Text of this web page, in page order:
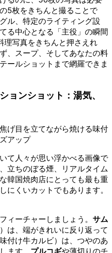
5枚をきちんと撮ることで
ル、特定のライティング設
る中心となる「主役」の瞬間
理写真をきちんと押さえれ
、スープ、そしてあなたの料
ールショットまで網羅できま
ョンショット：湯気、
げ目を立てながら焼ける味付
アップ
て人々が思い浮かべる画像で
ちのぼる煙、リアルタイム
韓国焼肉店にとっても最も重
にくいカットでもあります。
ィーチャーしましょう。 サム
は、端がきれいに反り返って
付け牛カルビ）は、つやのあ
ます。 プルコギや薄切りのチ